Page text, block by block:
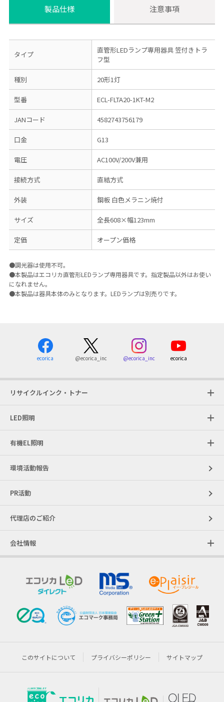
製品仕様 注意事項
タイプ 直管形LEDランプ専用器具笠付きトラ
フ型
種別 20形1灯
型番 ECL-FLTA20-1KT-M2
JANコード 4582743756179
口金 G13
電圧 AC100V/200V兼用
接続方式 直結方式
外装 鋼板 白色メラニン焼付
サイズ 全長608×幅123mm
定価 オープン価格
●調光器は使用不可。
●本製品はエコリカ直管形LEDランプ専用器具です。指定製品以外はお使い
になれません。
●本製品は器具本体のみとなります。LEDランプは別売りです。
ecorica @ecorica_inc @ecorica_inc ecorica
リサイクルインク・トナー
LED照明
有機EL照明
環境活動報告
PR活動
代理店のご紹介
会社情報
このサイトについて プライバシーポリシー サイトマップ